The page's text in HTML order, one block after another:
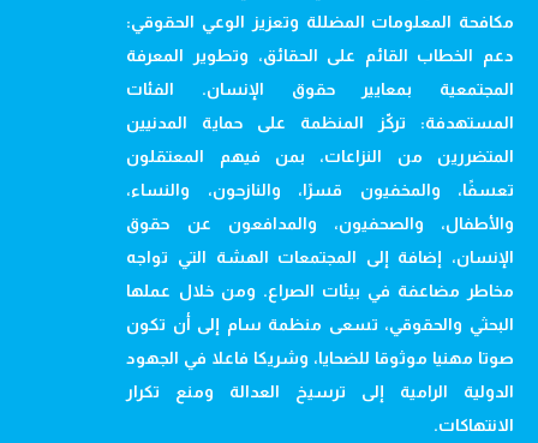
مكافحة المعلومات المضللة وتعزيز الوعي الحقوقي:
دعم الخطاب القائم على الحقائق، وتطوير المعرفة
المجتمعية بمعايير حقوق الإنسان. الفئات
المستهدفة: تركّز المنظمة على حماية المدنيين
المتضررين من النزاعات، بمن فيهم المعتقلون
تعسفًا، والمخفيون قسرًا، والنازحون، والنساء،
والأطفال، والصحفيون، والمدافعون عن حقوق
الإنسان، إضافة إلى المجتمعات الهشة التي تواجه
مخاطر مضاعفة في بيئات الصراع. ومن خلال عملها
البحثي والحقوقي، تسعى منظمة سام إلى أن تكون
صوتا مهنيا موثوقا للضحايا، وشريكا فاعلا في الجهود
الدولية الرامية إلى ترسيخ العدالة ومنع تكرار
الانتهاكات.